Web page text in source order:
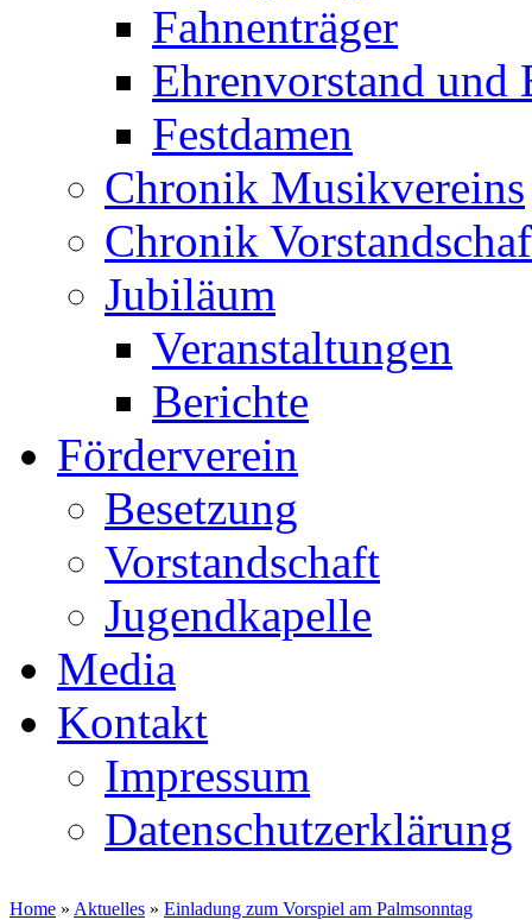
Fahnenträger
Ehrenvorstand und
Festdamen
Chronik Musikvereins
Chronik
Jubiläum
Veranstaltungen
Berichte
Förderverein
Besetzung
Vorstandschaft
Jugendkapelle
Media
Kontakt
Impressum
Datenschutzerklärung
Home » Aktuelles » Einladung zum Vorspiel am Palmsonntag